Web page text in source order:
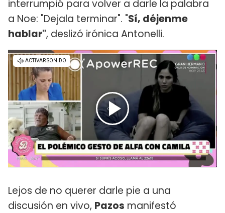
interrumpió para volver a darle la palabra
a Noe: "Dejala terminar". "Sí, déjenme
hablar", deslizó irónica Antonelli.
Lejos de no querer darle pie a una
discusión en vivo, Pazos manifestó